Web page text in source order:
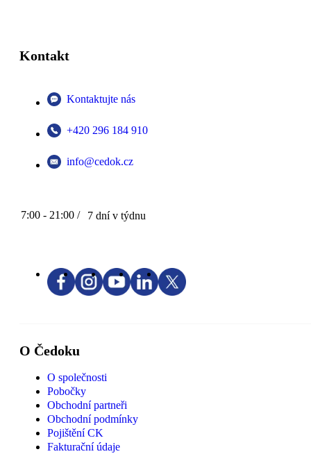
Kontakt
Kontaktujte nás
+420 296 184 910
info@cedok.cz
7:00 - 21:00 / 7 dní v týdnu
O Čedoku
O společnosti
Pobočky
Obchodní partneři
Obchodní podmínky
Pojištění CK
Fakturační údaje